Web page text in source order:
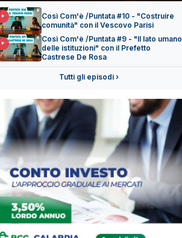
Così Com'è /Puntata #10 - "Costruire
comunità" con il Vescovo Parisi
Così Com'è /Puntata #9 - "Il lato umano
delle istituzioni" con il Prefetto
Castrese De Rosa
Tutti gli episodi ›